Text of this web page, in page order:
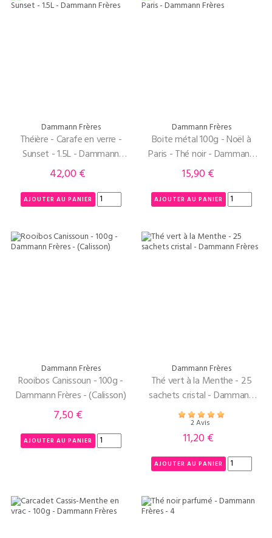
Dammann Frères
Théière - Carafe en verre -
Sunset - 1.5L - Dammann
Frères
Prix
42,00 €
AJOUTER AU PANIER
Dammann Frères
Boite métal 100g - Noël à
Paris - Thé noir - Dammann
Frères
Prix
15,90 €
AJOUTER AU PANIER
Dammann Frères
Rooibos Canissoun - 100g -
Dammann Frères - (Calisson)
Prix
7,50 €
AJOUTER AU PANIER
Dammann Frères
Thé vert à la Menthe - 25
sachets cristal - Dammann
Frères
2 Avis
Prix
11,20 €
AJOUTER AU PANIER